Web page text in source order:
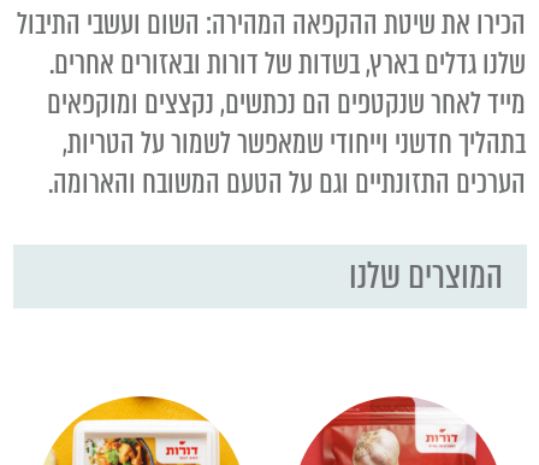
הכירו את שיטת ההקפאה המהירה: השום ועשבי התיבול
שלנו גדלים בארץ, בשדות של דורות ובאזורים אחרים.
מייד לאחר שנקטפים הם נכתשים, נקצצים ומוקפאים
בתהליך חדשני וייחודי שמאפשר לשמור על הטריות,
הערכים התזונתיים וגם על הטעם המשובח והארומה.
המוצרים שלנו